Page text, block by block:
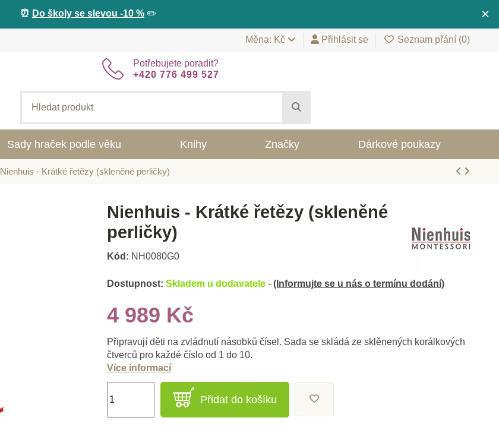
×
⏰ Do školy se slevou -10 % ✏️
Měna: Kč Přihlásit se Seznam přání (0)
Potřebujete poradit?
+420 776 499 527
Sady hraček podle věku Knihy Značky Dárkové poukazy
Nienhuis - Krátké řetězy (skleněné perličky)
Nienhuis - Krátké řetězy (skleněné
perličky)
Kód: NH0080G0
Dostupnost: Skladem u dodavatele - (Informujte se u nás o termínu dodání)
4 989 Kč
Připravují děti na zvládnutí násobků čísel. Sada se skládá ze sklěnených korálkových
čtverců pro každé číslo od 1 do 10.
Více informací
Přidat do košíku